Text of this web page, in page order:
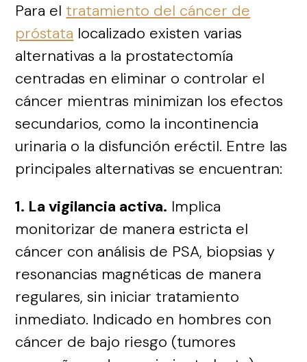
Para el tratamiento del cáncer de
próstata localizado existen varias
alternativas a la prostatectomía
centradas en eliminar o controlar el
cáncer mientras minimizan los efectos
secundarios, como la incontinencia
urinaria o la disfunción eréctil. Entre las
principales alternativas se encuentran:
1. La vigilancia activa. Implica
monitorizar de manera estricta el
cáncer con análisis de PSA, biopsias y
resonancias magnéticas de manera
regulares, sin iniciar tratamiento
inmediato. Indicado en hombres con
cáncer de bajo riesgo (tumores